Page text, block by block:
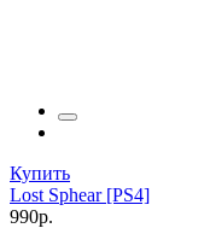
Купить
Lost Sphear [PS4]
990р.